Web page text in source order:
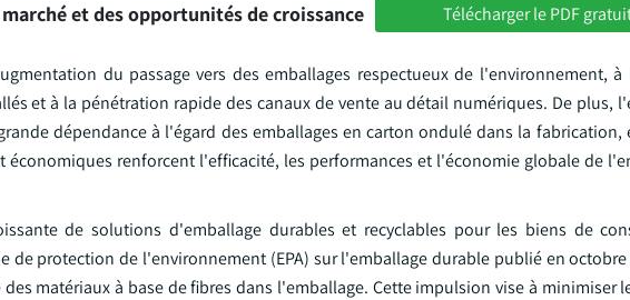
et des opportunités de croissance Télécharger le PDF
du passage vers des emballages respectueux de l'environnement,
et à la pénétration rapide des canaux de vente au détail numériques. De plus,
dépendance à l'égard des emballages en carton ondulé dans la fabrication,
économiques renforcent l'efficacité, les performances et l'économie globale de
de solutions d'emballage durables et recyclables pour les biens de
de protection de l'environnement (EPA) sur l'emballage durable publié en
matériaux à base de fibres dans l'emballage. Cette impulsion vise à minimiser